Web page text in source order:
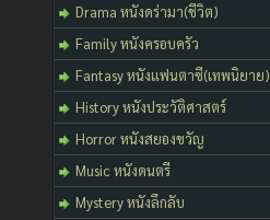
Drama หนังดร่ามา(ชีวิต)
Family หนังครอบครัว
Fantasy หนังแฟนตาซี(เทพนิยาย)
History หนังประวัติศาสตร์
Horror หนังสยองขวัญ
Music หนังดนตรี
Mystery หนังลึกลับ